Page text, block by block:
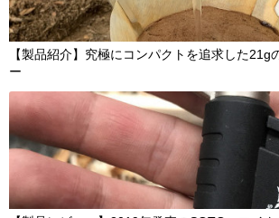
【製品紹介】究極にコンパクトを追求した21g
ー